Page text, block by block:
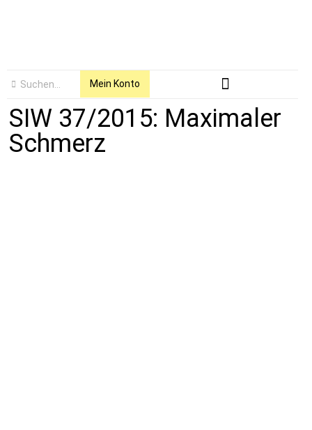
Mein Konto
SIW 37/2015: Maximaler
Schmerz